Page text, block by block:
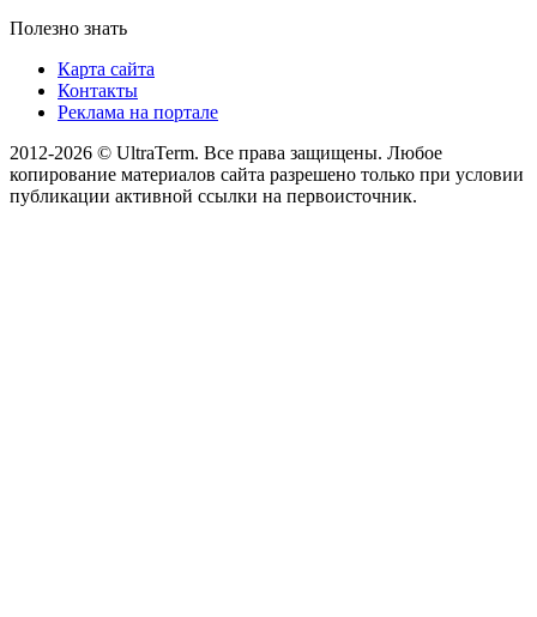
Полезно знать
Карта сайта
Контакты
Реклама на портале
2012-2026 © UltraTerm. Все права защищены. Любое
копирование материалов сайта разрешено только при условии
публикации активной ссылки на первоисточник.